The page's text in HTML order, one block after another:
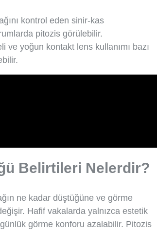
kontrol eden sinir-kas
pitozis görülebilir.
ve yoğun kontakt lens kullanımı bazı
Belirtileri Nelerdir?
ne kadar düştüğüne ve görme
Hafif vakalarda yalnızca estetik
görme konforu azalabilir. Pitozis